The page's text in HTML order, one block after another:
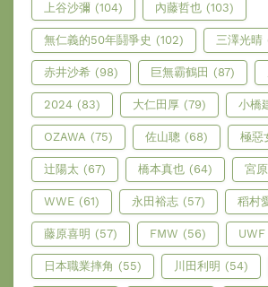
上谷沙彌 (104) 內藤哲也 (103)
無仁義的50年鬪爭史 (102) 三澤光晴
赤井沙希 (98) 巨無霸鶴田 (87)
2024 (83) 大仁田厚 (79) 小橋
OZAWA (75) 佐山聰 (68) 極惡
辻陽太 (67) 橋本真也 (64) 宮
WWE (61) 永田裕志 (57) 稻村
藤原喜明 (57) FMW (56) UWF
日本職業摔角 (55) 川田利明 (54)